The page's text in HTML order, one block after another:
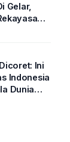
Gelar,
Ini
Indonesia
Dunia